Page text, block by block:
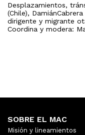
Desplazamientos,
(Chile),
dirigente y migrante
Coordina y modera:
SOBRE EL MAC
Misión y lineamientos